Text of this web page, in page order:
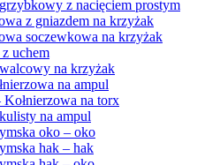
z nacięciem prostym
z gniazdem na krzyżak
soczewkowa na krzyżak
uchem
na krzyżak
na ampul
na torx
na ampul
oko – oko
hak – hak